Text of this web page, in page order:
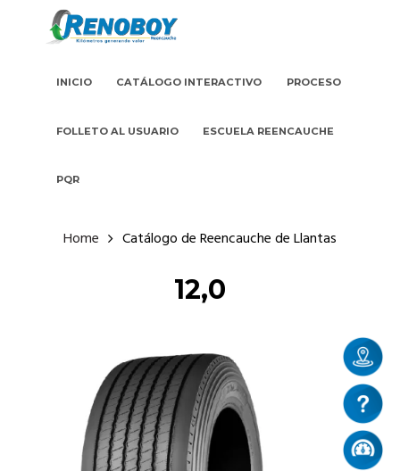
INICIO CATÁLOGO INTERACTIVO PROCESO
FOLLETO AL USUARIO ESCUELA REENCAUCHE
PQR
Home Catálogo de Reencauche de Llantas
12,0